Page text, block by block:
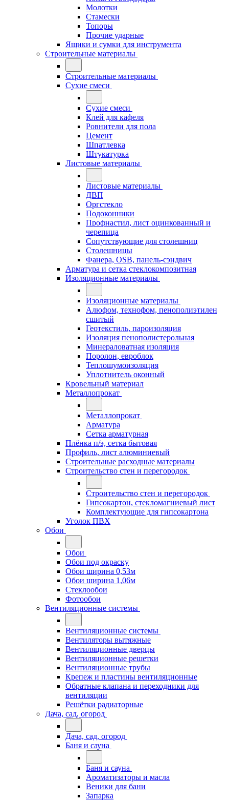
Молотки
Стамески
Топоры
Прочие ударные
Ящики и сумки для инструмента
Строительные материалы
Строительные материалы
Сухие смеси
Сухие смеси
Клей для кафеля
Ровнители для пола
Цемент
Шпатлевка
Штукатурка
Листовые материалы
Листовые материалы
ДВП
Оргстекло
Подоконники
Профнастил, лист оцинкованный и
черепица
Сопутствующие для столешниц
Столешницы
Фанера, OSB, панель-сэндвич
Арматура и сетка стеклокомпозитная
Изоляционные материалы
Изоляционные материалы
Алюфом, технофом, пенополиэтилен
сшитый
Геотекстиль, пароизоляция
Изоляция пенополистерольная
Минераловатная изоляция
Поролон, евроблок
Теплошумоизоляция
Уплотнитель оконный
Кровельный материал
Металлопрокат
Металлопрокат
Арматура
Сетка арматурная
Плёнка п/э, сетка бытовая
Профиль, лист алюминиевый
Строительные расходные материалы
Строительство стен и перегородок
Строительство стен и перегородок
Гипсокартон, стекломагниевый лист
Комплектующие для гипсокартона
Уголок ПВХ
Обои
Обои
Обои под окраску
Обои ширина 0,53м
Обои ширина 1,06м
Стеклообои
Фотообои
Вентиляционные системы
Вентиляционные системы
Вентиляторы вытяжные
Вентиляционные дверцы
Вентиляционные решетки
Вентиляционные трубы
Крепеж и пластины вентиляционные
Обратные клапана и переходники для
вентиляции
Решётки радиаторные
Дача, сад, огород
Дача, сад, огород
Баня и сауна
Баня и сауна
Ароматизаторы и масла
Веники для бани
Запарка